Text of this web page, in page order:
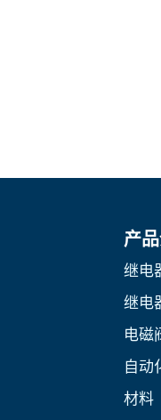
产
继电
继电
电磁
自动
材料